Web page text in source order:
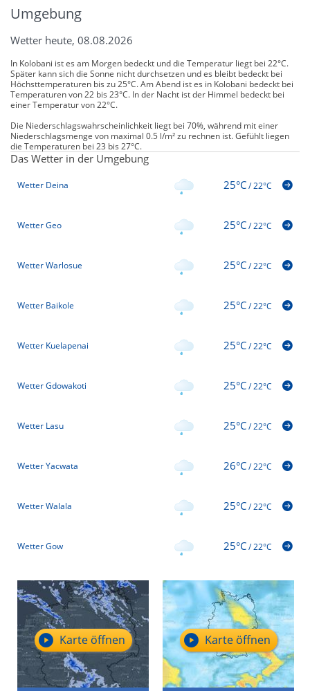
Umgebung
Wetter heute, 08.08.2026
In Kolobani ist es am Morgen bedeckt und die Temperatur liegt bei 22°C.
Später kann sich die Sonne nicht durchsetzen und es bleibt bedeckt bei
Höchsttemperaturen bis zu 25°C. Am Abend ist es in Kolobani bedeckt bei
Temperaturen von 22 bis 23°C. In der Nacht ist der Himmel bedeckt bei
einer Temperatur von 22°C.
Die Niederschlagswahrscheinlichkeit liegt bei 70%, während mit einer
Niederschlagsmenge von maximal 0.5 l/m² zu rechnen ist. Gefühlt liegen
die Temperaturen bei 23 bis 27°C.
Das Wetter in der Umgebung
Wetter Deina 25°C/22°C
Wetter Geo 25°C/22°C
Wetter Warlosue 25°C/22°C
Wetter Baikole 25°C/22°C
Wetter Kuelapenai 25°C/22°C
Wetter Gdowakoti 25°C/22°C
Wetter Lasu 25°C/22°C
Wetter Yacwata 26°C/22°C
Wetter Walala 25°C/22°C
Wetter Gow 25°C/22°C
Karte öffnen Karte öffnen